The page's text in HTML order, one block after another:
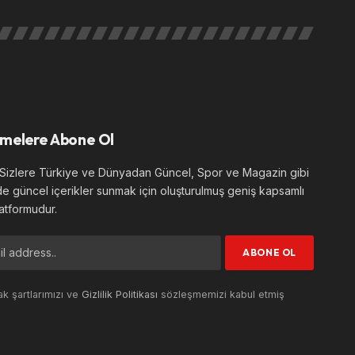
Abone Ol
Türkiye ve Dünyadan Güncel, Spor ve Magazin gibi
güncel içerikler sunmak için oluşturulmuş geniş kapsamlı
şartlarımızı ve Gizlilik Politikası sözleşmemizi kabul etmiş